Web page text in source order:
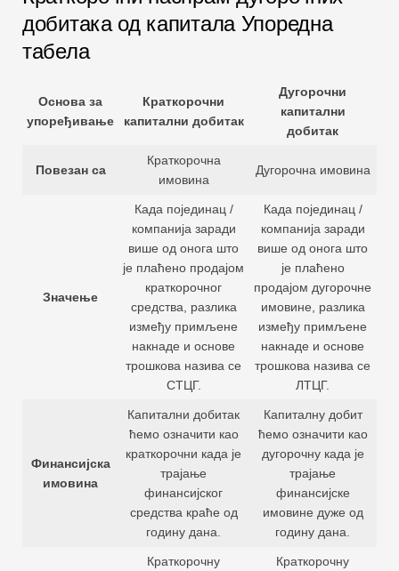
добитака од капитала Упоредна
табела
Основа за
упоређивање
Краткорочни
капитални добитак
Дугорочни
капитални
добитак
Повезан са
Краткорочна
имовина
Дугорочна имовина
Значење
Када појединац /
компанија заради
више од онога што
је плаћено продајом
краткорочног
средства, разлика
између примљене
накнаде и основе
трошкова назива се
СТЦГ.
Када појединац /
компанија заради
више од онога што
је плаћено
продајом дугорочне
имовине, разлика
између примљене
накнаде и основе
трошкова назива се
ЛТЦГ.
Финансијска
имовина
Капитални добитак
ћемо означити као
краткорочни када је
трајање
финансијског
средства краће од
годину дана.
Капиталну добит
ћемо означити као
дугорочну када је
трајање
финансијске
имовине дуже од
годину дана.
Краткорочну
Краткорочну